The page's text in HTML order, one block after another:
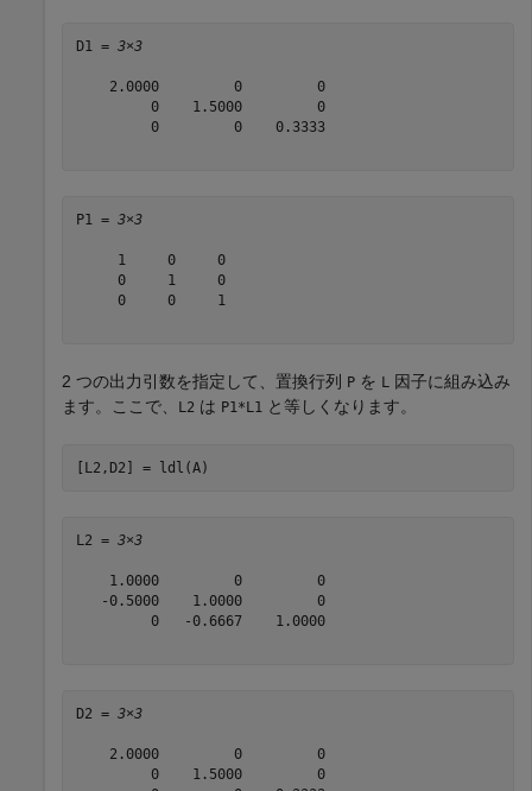
D1 = 3×3
    2.0000         0         0
         0    1.5000         0
         0         0    0.3333
P1 = 3×3
     1     0     0
     0     1     0
     0     0     1
2 つの出力引数を指定して、置換行列 P を L 因子に組み込み
ます。ここで、
L2 は P1*L1 と等しくなります。
[L2,D2] = ldl(A)
L2 = 3×3
    1.0000         0         0
   -0.5000    1.0000         0
         0   -0.6667    1.0000
D2 = 3×3
    2.0000         0         0
         0    1.5000         0